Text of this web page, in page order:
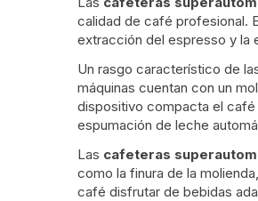
calidad de café profesional.
extracción del espresso y la
Un rasgo característico de
máquinas cuentan con un
dispositivo compacta el café
espumación de leche
Las cafeteras
como la finura de la
café disfrutar de bebidas